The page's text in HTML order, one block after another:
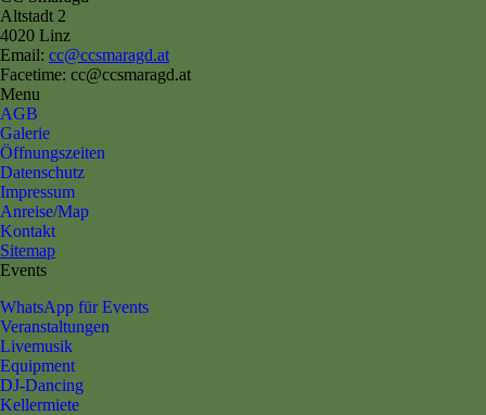
Altstadt 2
4020 Linz
Email: cc@ccsmaragd.at
Facetime: cc@ccsmaragd.at
Menu
AGB
Galerie
Öffnungszeiten
Datenschutz
Impressum
Anreise/Map
Kontakt
Sitemap
Events
WhatsApp für Events
Veranstaltungen
Livemusik
Equipment
DJ-Dancing
Kellermiete